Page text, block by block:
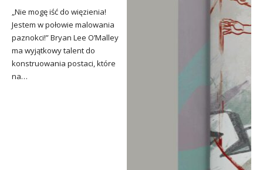
„Nie mogę iść do więzienia!
Jestem w połowie malowania
paznokci!” Bryan Lee O’Malley
ma wyjątkowy talent do
konstruowania postaci, które
na…